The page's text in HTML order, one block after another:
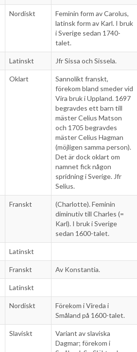
Nordiskt
Feminin form av Carolus,
latinsk form av Karl. I bruk
i Sverige sedan 1740-
talet.
Latinskt Jfr Sissa och Sissela.
Oklart
Sannolikt franskt,
förekom bland smeder vid
Vira bruk i Uppland. 1697
begravdes ett barn till
mäster Celius Matson
och 1705 begravdes
mäster Celius Hagman
(möjligen samma person).
Det är dock oklart om
namnet fick någon
spridning i Sverige. Jfr
Selius.
Franskt
(Charlotte). Feminin
diminutiv till Charles (=
Karl). I bruk i Sverige
sedan 1600-talet.
Latinskt
Franskt Av Konstantia.
Latinskt
Nordiskt
Förekom i Vireda i
Småland på 1600-talet.
Slaviskt
Variant av slaviska
Dagmar; förekom i